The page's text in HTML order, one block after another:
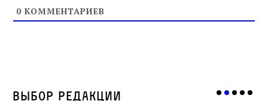
0 КОММЕНТАРИЕВ
Выбор редакции